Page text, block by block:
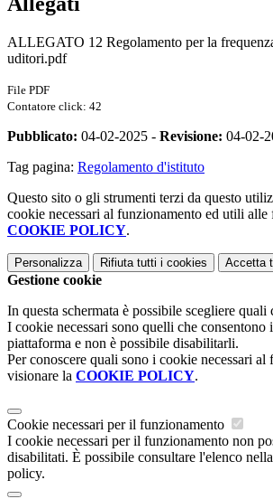
ALLEGATO 12 Regolamento per la
uditori.pdf
File PDF
Contatore click: 42
Pubblicato: 04-02-2025 - Revisione: 04-02-
Tag pagina: Regolamento d'istituto
Questo sito o gli strumenti terzi da questo
cookie necessari al funzionamento ed utili
COOKIE POLICY.
Personalizza Rifiuta tutti i cookies Accetta
Gestione cookie
In questa schermata è possibile scegliere quali
I cookie necessari sono quelli che consentono
piattaforma e non è possibile disabilitarli.
Per conoscere quali sono i cookie necessari al
visionare la COOKIE POLICY.
Cookie necessari per il funzionamento
I cookie necessari per il funzionamento non
disabilitati. È possibile consultare l'elenco
policy.